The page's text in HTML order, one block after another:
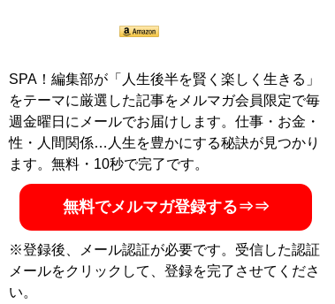
SPA！編集部が「人生後半を賢く楽しく生きる」
をテーマに厳選した記事をメルマガ会員限定で毎
週金曜日にメールでお届けします。仕事・お金・
性・人間関係…人生を豊かにする秘訣が見つかり
ます。無料・10秒で完了です。
無料でメルマガ登録する⇒⇒
※登録後、メール認証が必要です。受信した認証
メールをクリックして、登録を完了させてくださ
い。